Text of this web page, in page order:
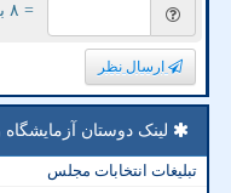
= ۸ بعلاوه ۴
ارسال نظر
لینک دوستان آزمایشگاه
تبلیغات انتخابات مجلس